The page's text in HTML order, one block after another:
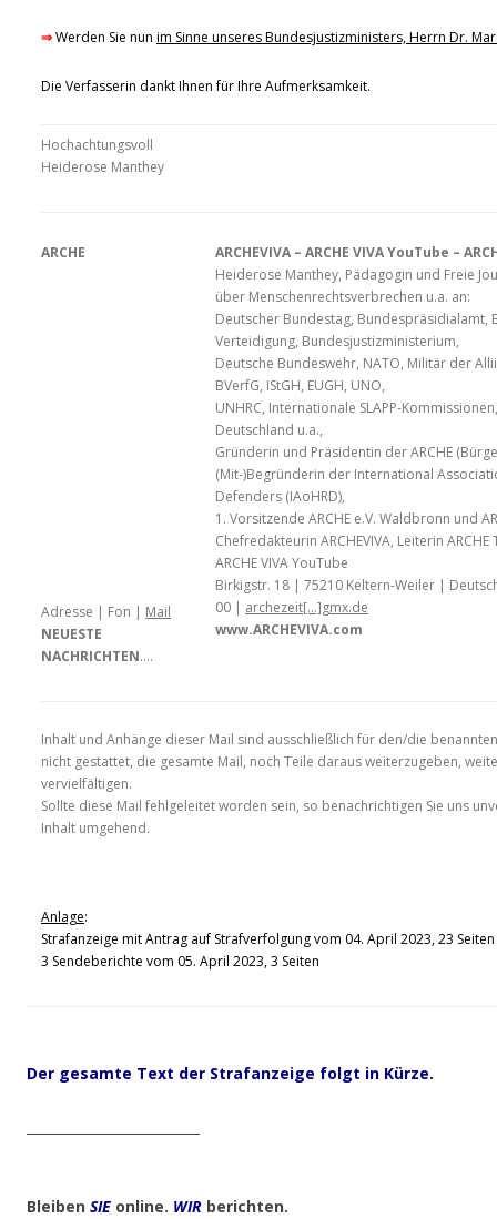
⇒Werden Sie nun im Sinne unseres Bundesjustizministers, Herrn Dr.
Die Verfasserin dankt Ihnen für Ihre Aufmerksamkeit.
Hochachtungsvoll
Heiderose Manthey
ARCHE
Adresse | Fon | Mail
NEUESTE
NACHRICHTEN….
ARCHEVIVA – ARCHE VIVA YouTube –
Heiderose Manthey, Pädagogin und Freie
über Menschenrechtsverbrechen u.a. an:
Deutscher Bundestag, Bundespräsidialamt,
Verteidigung, Bundesjustizministerium,
Deutsche Bundeswehr, NATO, Militär der
BVerfG, IStGH, EUGH, UNO,
UNHRC, Internationale SLAPP-
Deutschland u.a.,
Gründerin und Präsidentin der ARCHE
(Mit-)Begründerin der International
Defenders (IAoHRD),
1. Vorsitzende ARCHE e.V. Waldbronn und
Chefredakteurin ARCHEVIVA, Leiterin
ARCHE VIVA YouTube
Birkigstr. 18 | 75210 Keltern-Weiler |
00 | archezeit[…]gmx.de
www.ARCHEVIVA.com
Inhalt und Anhänge dieser Mail sind ausschließlich für den/die
nicht gestattet, die gesamte Mail, noch Teile daraus weiterzugeben,
vervielfältigen.
Sollte diese Mail fehlgeleitet worden sein, so benachrichtigen Sie uns
Inhalt umgehend.
Anlage:
Strafanzeige mit Antrag auf Strafverfolgung vom 04. April 2023, 23 Seiten
3 Sendeberichte vom 05. April 2023, 3 Seiten
Der gesamte Text der Strafanzeige folgt in Kürze.
Bleiben SIE online. WIR berichten.